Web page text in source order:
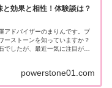
と効果と相性！体験談は？
アドバイザーのまりんです。ブ
ーストーンを知っていますか？
でしたが、最近一気に注目が集
powerstone01.com